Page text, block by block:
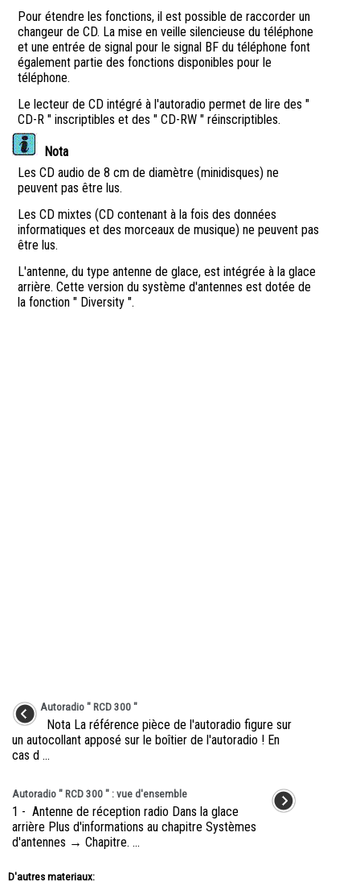
Pour étendre les fonctions, il est possible de raccorder un
changeur de CD. La mise en veille silencieuse du téléphone
et une entrée de signal pour le signal BF du téléphone font
également partie des fonctions disponibles pour le
téléphone.
Le lecteur de CD intégré à l'autoradio permet de lire des "
CD-R " inscriptibles et des " CD-RW " réinscriptibles.
Nota
Les CD audio de 8 cm de diamètre (minidisques) ne
peuvent pas être lus.
Les CD mixtes (CD contenant à la fois des données
informatiques et des morceaux de musique) ne peuvent pas
être lus.
L'antenne, du type antenne de glace, est intégrée à la glace
arrière. Cette version du système d'antennes est dotée de
la fonction " Diversity ".
Autoradio " RCD 300 "
Nota La référence pièce de l'autoradio figure sur
un autocollant apposé sur le boîtier de l'autoradio ! En
cas d ...
Autoradio " RCD 300 " : vue d'ensemble
1 - Antenne de réception radio Dans la glace
arrière Plus d'informations au chapitre Systèmes
d'antennes → Chapitre. ...
D'autres materiaux: